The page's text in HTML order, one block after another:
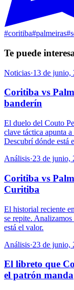
#coritiba#palmeiras#
Te puede
Noticias·13 de junio,
Coritiba vs
banderín
El duelo del Couto
clave táctica apunta
Descubrí dónde está
Análisis·23 de junio,
Coritiba vs
Curitiba
El historial reciente
se repite.
está el valor.
Análisis·23 de junio,
El libreto que
el patrón manda